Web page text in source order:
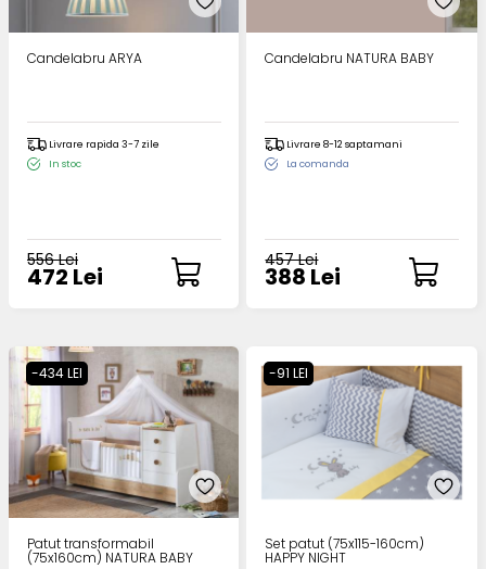
Candelabru ARYA
Livrare rapida 3-7 zile
In stoc
556 Lei
472 Lei
Candelabru NATURA BABY
Livrare 8-12 saptamani
La comanda
457 Lei
388 Lei
-434 LEI
Patut transformabil
(75x160cm) NATURA BABY
-91 LEI
Set patut (75x115-160cm)
HAPPY NIGHT